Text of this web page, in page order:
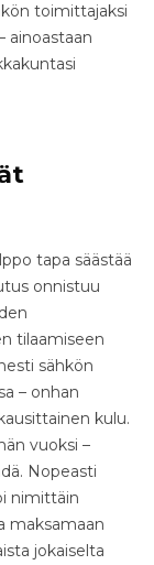
toimittajaksi
ainoastaan
tapa säästää
onnistuu
tilaamiseen
sähkön
– onhan
kulu.
vuoksi –
Nopeasti
nimittäin
maksamaan
jokaiselta